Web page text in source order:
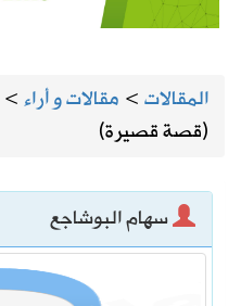
المقالات> مقالات و أراء>
(قصة قصيرة)
سهام البوشاجع